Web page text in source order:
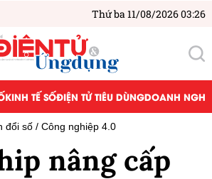
Thứ ba 11/08/2026 03:26
KINH TẾ SỐĐIỆN TỬ TIÊU DÙNGDOANH
đổi số Công nghiệp 4.0
nâng cấp